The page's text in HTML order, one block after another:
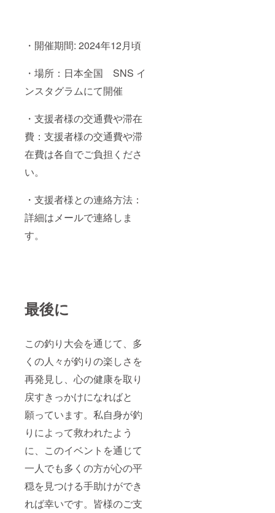
・開催期間: 2024年12月頃
・場所：日本全国 SNS イ
ンスタグラムにて開催
・支援者様の交通費や滞在
費：支援者様の交通費や滞
在費は各自でご負担くださ
い。
・支援者様との連絡方法：
詳細はメールで連絡しま
す。
最後に
この釣り大会を通じて、多
くの人々が釣りの楽しさを
再発見し、心の健康を取り
戻すきっかけになればと
願っています。私自身が釣
りによって救われたよう
に、このイベントを通じて
一人でも多くの方が心の平
穏を見つける手助けができ
れば幸いです。皆様のご支